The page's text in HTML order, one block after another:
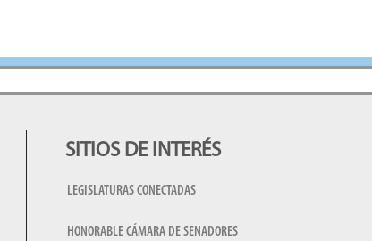
SITIOS DE INTERÉS
LEGISLATURAS CONECTADAS
HONORABLE CÁMARA DE SENADORES